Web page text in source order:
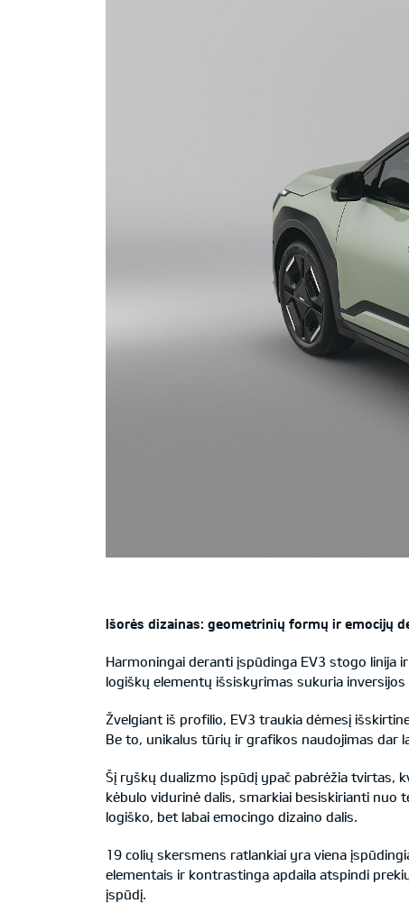
Išorės dizainas: geometrinių formų ir emocijų
Harmoningai deranti įspūdinga EV3 stogo linija
logiškų elementų išsiskyrimas sukuria
Žvelgiant iš profilio, EV3 traukia dėmesį
Be to, unikalus tūrių ir grafikos naudojimas dar
Šį ryškų dualizmo įspūdį ypač pabrėžia tvirtas,
kėbulo vidurinė dalis, smarkiai besiskirianti nuo
logiško, bet labai emocingo dizaino dalis.
19 colių skersmens ratlankiai yra viena
elementais ir kontrastinga apdaila atspindi
įspūdį.